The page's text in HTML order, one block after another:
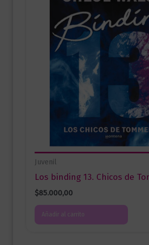
Juvenil
Los binding 13. Chicos de
$85.000,00
Añadir al carrito